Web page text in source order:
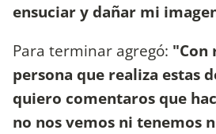
ensuciar y dañar mi
Para terminar agregó: "Con
persona que realiza estas
quiero comentaros que
no nos vemos ni tenemos